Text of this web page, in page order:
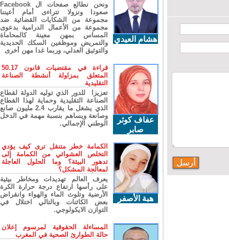
هشام العيدي
ونحن نطالع صفحات ال Facebook
صعودا ونزولا تتراءى أمام أعيننا
مجموعة من الشكايات القضائية ضد
مجموعة من الأعمال الدرامية بدعوى
المساس بمهن معينة كالمحاماة
والتمريض وموظفين السكك الحديدية
والتوثيق العدلي، وربما غدا مهن أخرى
عفاف كوثر
صابر
قراءة في مقتضيات قانون 50.17
المتعلق بمزاولة أنشطة الصناعة
التقليدية
تعزيزا للدور الذي توليه الدولة لقطاع
الصناعة التقليدية وحماية لهذا القطاع
الذي يشغل ما يقارب 2.4 مليون صانع
وصانعة ويساهم بنسبة مهمة في الدخل
الوطني الإجمالي.
هبة الأصفر
الكمامة خطر متنقل ترى كيف يؤدي
التخلص العشوائي من الكمامة إلى
تدهور البيئة؟ وما الحلول العاجلة
لمعالجة المشكل؟
يعرف العالم تهديدات ومخاطر بيئية
على رأسها ارتفاع درجة حرارة الكرة
الأرضية وتلوث الماء والهواء وانقراض
بعض الكائنات وبالتالي اختلال في
التوازن الايكولوجي.
المساءلة الحقوقية لمرسوم إعلان
حالة الطوارئ الصحية في المغرب